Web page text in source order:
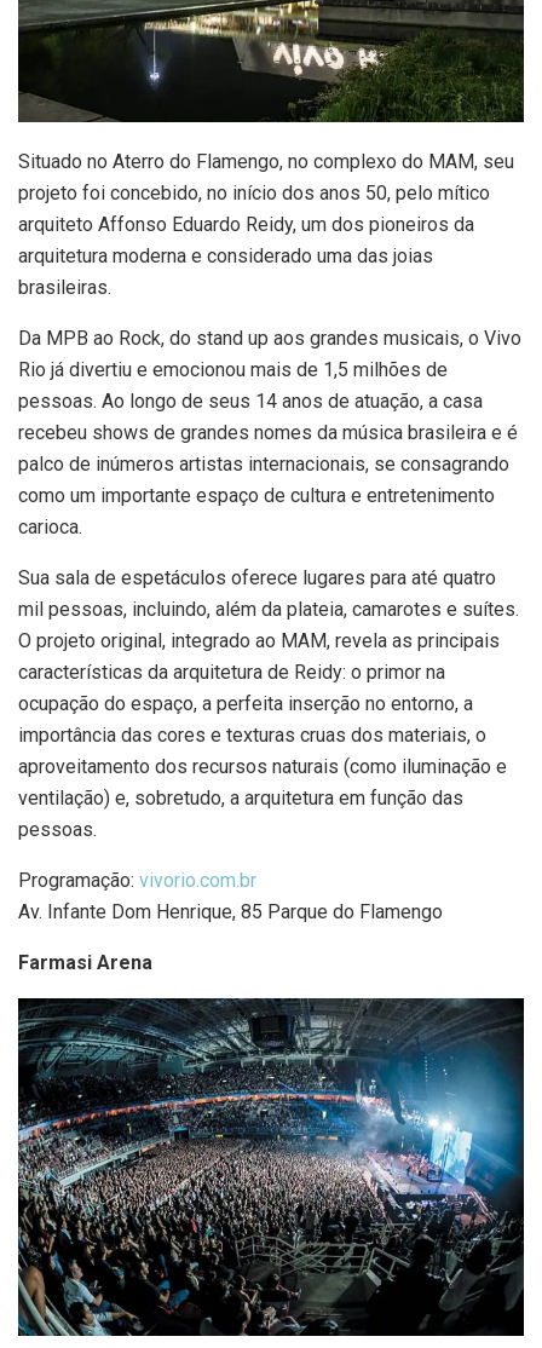
Situado no Aterro do Flamengo, no complexo do MAM, seu
projeto foi concebido, no início dos anos 50, pelo mítico
arquiteto Affonso Eduardo Reidy, um dos pioneiros da
arquitetura moderna e considerado uma das joias
brasileiras.
Da MPB ao Rock, do stand up aos grandes musicais, o Vivo
Rio já divertiu e emocionou mais de 1,5 milhões de
pessoas. Ao longo de seus 14 anos de atuação, a casa
recebeu shows de grandes nomes da música brasileira e é
palco de inúmeros artistas internacionais, se consagrando
como um importante espaço de cultura e entretenimento
carioca.
Sua sala de espetáculos oferece lugares para até quatro
mil pessoas, incluindo, além da plateia, camarotes e suítes.
O projeto original, integrado ao MAM, revela as principais
características da arquitetura de Reidy: o primor na
ocupação do espaço, a perfeita inserção no entorno, a
importância das cores e texturas cruas dos materiais, o
aproveitamento dos recursos naturais (como iluminação e
ventilação) e, sobretudo, a arquitetura em função das
pessoas.
Programação: vivorio.com.br
Av. Infante Dom Henrique, 85 Parque do Flamengo
Farmasi Arena